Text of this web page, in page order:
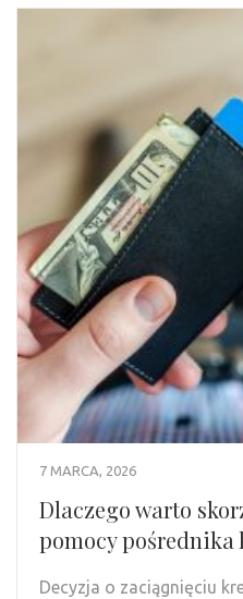
7 MARCA, 2026
Dlaczego warto
pomocy pośrednika
Decyzja o zaciągnięciu